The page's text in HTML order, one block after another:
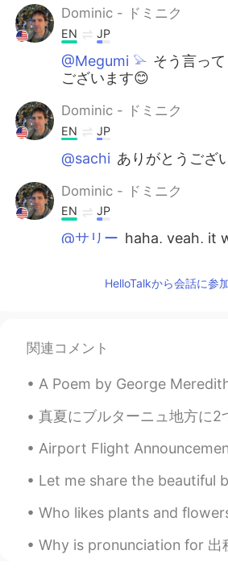
Dominic - ドミニク
EN JP
@Megumi 𓅫 そう言っ
ございます😊
Dominic - ドミニク
EN JP
@sachi ありがとうござ
Dominic - ドミニク
EN JP
@サリー haha, yeah, it
Dominic - ドミニク
います😊
Dominic - ドミニク
リーの全てを付けている
がとうございます😊
Dominic - ドミニク
EN
HelloTalkから会話に参
関連コメント
A Poem by George Meredith. Sadder than is the moon's lost
真夏にブルターニュ地方に2つの有機農場でボランティアをする予定でした。最初の農場で自分のための小屋を持っていて、必要な食べ物を頼むこと
Airport Flight Announcement sample ✈️ 📣 Good afternoon
Let me share the beautiful blossom with everyone! If you would
Who likes plants and flowers? 💐 🌿🌸🌺🍃🌲 We have a garden and
Why is pronunciation for 出租车 🚕 so hard and weird? It is so